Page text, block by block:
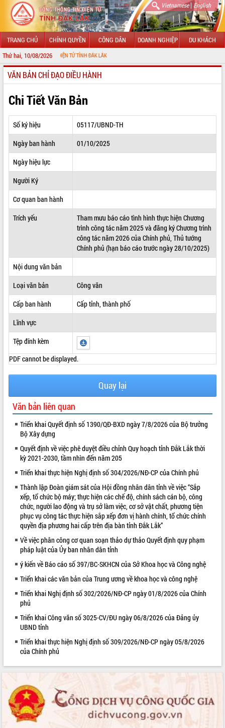
Vietnamese| English
TRANG CHỦ CHÍNH QUYỀN CÔNG DÂN DOANH NGHIỆP DU KHÁCH
Thứ hai, 10/08/2026
THÔNG TIN ĐIỆN TỬ TỈNH ĐẮK LẮK
GIỚI THIỆU
LÃNH ĐẠO UBND TỈNH
TIN TỨC SỰ KIỆN
SỞ, BAN, NGÀNH
THÔNG TIN CHỈ ĐẠO ĐIỀU HÀNH
HỆ THỐNG VĂN BẢN
VĂN BẢN HĐND TỈNH
QUY HOẠCH - KẾ HOẠCH
Không có file video nào để phát.
ALBUM ẢNH
LIÊN KẾT WEB
VĂN BẢN CHỈ ĐẠO ĐIỀU HÀNH
Chi Tiết Văn Bản
Số ký hiệu
05117/UBND-TH
Ngày ban hành
01/10/2025
Ngày hiệu lực
Người Ký
Cơ quan ban hành
Trích yếu
Tham mưu báo cáo tình hình thực hiện Chương
trình công tác năm 2025 và đăng ký Chương trình
công tác năm 2026 của Chính phủ, Thủ tướng
Chính phủ (hạn báo cáo trước ngày 28/10/2025)
Nội dung văn bản
Loại văn bản
Công văn
Cấp ban hành
Cấp tỉnh, thành phố
Lĩnh vực
Tệp đính kèm
PDF cannot be displayed.
Quay lại
Văn bản liên quan
Triển khai Quyết định số 1390/QĐ-BXD ngày 7/8/2026 của Bộ trưởng
Bộ Xây dựng
Quyết định về việc phê duyệt điều chỉnh Quy hoạch tỉnh Đắk Lắk thời
kỳ 2021-2030, tầm nhìn đến năm 205
Triển khai thực hiện Nghị định số 304/2026/NĐ-CP của Chính phủ
Thành lập Đoàn giám sát của Hội đồng nhân dân tỉnh về việc “Sắp
xếp, tổ chức bộ máy; thực hiện các chế độ, chính sách cán bộ, công
chức, người lao động và trụ sở làm việc, cơ sở vật chất, phương tiện
phục vụ công tác thực hiện sắp xếp đơn vị hành chính, tổ chức chính
quyền địa phương hai cấp trên địa bàn tỉnh Đắk Lắk”
Về việc phân công cơ quan soạn thảo dự thảo Quyết định quy phạm
pháp luật của Ủy ban nhân dân tỉnh
ý kiến về Báo cáo số 397/BC-SKHCN của Sở Khoa học và Công nghệ
Triển khai các văn bản của Trung ương về khoa học và công nghệ
Triển khai Nghị định số 302/2026/NĐ-CP ngày 01/8/2026 của Chính
phủ
Triển khai Công văn số 3025-CV/ĐU ngày 06/8/2026 của Đảng ủy
UBND tỉnh
Triển khai thực hiện Nghị định số 309/2026/NĐ-CP ngày 05/8/2026
của Chính phủ